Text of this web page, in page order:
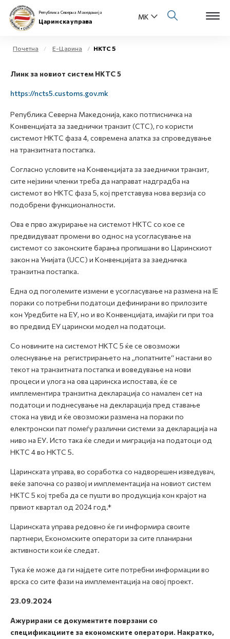
За нас
Физички лица
Бизнис заедница
Е-Царина
Open
Медиа центар
Контакт
Е-Весник
Република Северна Македонија
Царинска управа
Почетна Е-Царина НКТС 5
Линк за новиот систем НКТС 5
https://ncts5.customs.gov.mk
Република Северна Македонија, како потписничка на
Конвенцијата за заеднички транзит (CTC), го користи
системот НКТС фаза 4, современа алатка за спроведување
на транзитната постапка.
Согласно условите на Конвенцијата за заеднички транзит,
сите нејзини членки треба да направат надградба на
системот во НКТС фаза 5, кој претставува нова верзија со
подобрени функционалности.
Ова е прво ажурирање на системот НКТС со кое се
предвидуваат промени во однос на усогласување на
системот со законските барања пропишани во Царинскиот
закон на Унијата (UCC) и Конвенцијата за заедничка
транзитна постапка.
Една од поголемите измени е усогласување на размена на IE
пораки со потребни податоци дефинирани во прилозите
кон Уредбите на ЕУ, но и во Конвенцијата, имајќи ги при тоа
во предвид ЕУ царински модел на податоци.
Со новините на системот НКТС 5 ќе се овозможи
олеснување на регистрирањето на „попатните“ настани во
текот на транзитната постапка и воведување на нови
процеси и улога на ова царинска испостава, ќе се
имплементира транзитна декларација со намален сет на
податоци и поднесување на декларација пред ставање
стока на увид и ќе овозможи размена на пораки по
електронски пат помеѓу различни системи за декларација на
ниво на ЕУ. Исто така ќе следи и миграција на податоци од
НКТС 4 во НКТС 5.
Царинската управа, во соработка со надворешен изведувач,
веќе започна со развој и имплементација на новиот систем
НКТС 5 кој треба да се пушти во продукција кон крајот на
првиот квартал од 2024 год.*
Царинската управа редовно ќе ги информира своите
партнери, Економските оператори за сите планирани
активности кои ќе следат.
Тука ќе може да ги најдете сите потребни информации во
врска со сите фази на имплементација на овој проект.
23.09.2024
Ажурирани се документите поврзани со
спецификациите за економските оператори. Накратко,